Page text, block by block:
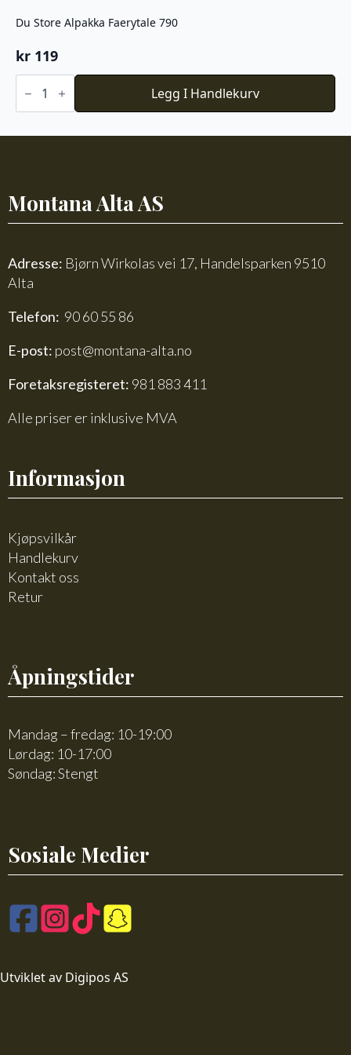
Du Store Alpakka Faerytale 790
kr 119
Du
Store
Faerytale
Legg I Handlekurv
Montana Alta AS
Adresse: Bjørn Wirkolas vei 17, Handelsparken 9510
Alta
Telefon: 90 60 55 86
E-post: post@montana-alta.no
Foretaksregisteret: 981 883 411
Alle priser er inklusive MVA
Informasjon
Kjøpsvilkår
Handlekurv
Kontakt oss
Retur
Åpningstider
Mandag – fredag: 10-19:00
Lørdag: 10-17:00
Søndag: Stengt
Sosiale Medier
Utviklet av Digipos AS